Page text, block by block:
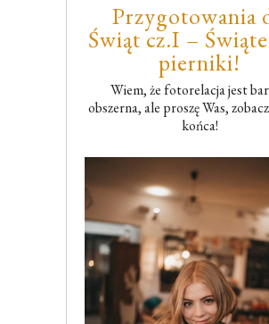
Przygotowania
Świąt cz.I –
pierniki!
Wiem, że fotorelacja jest
obszerna, ale proszę Was,
końca!